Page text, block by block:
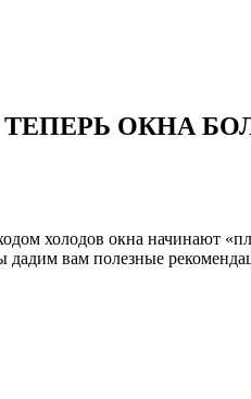
ТЕПЕРЬ ОКНА
холодов окна начинают
вам полезные